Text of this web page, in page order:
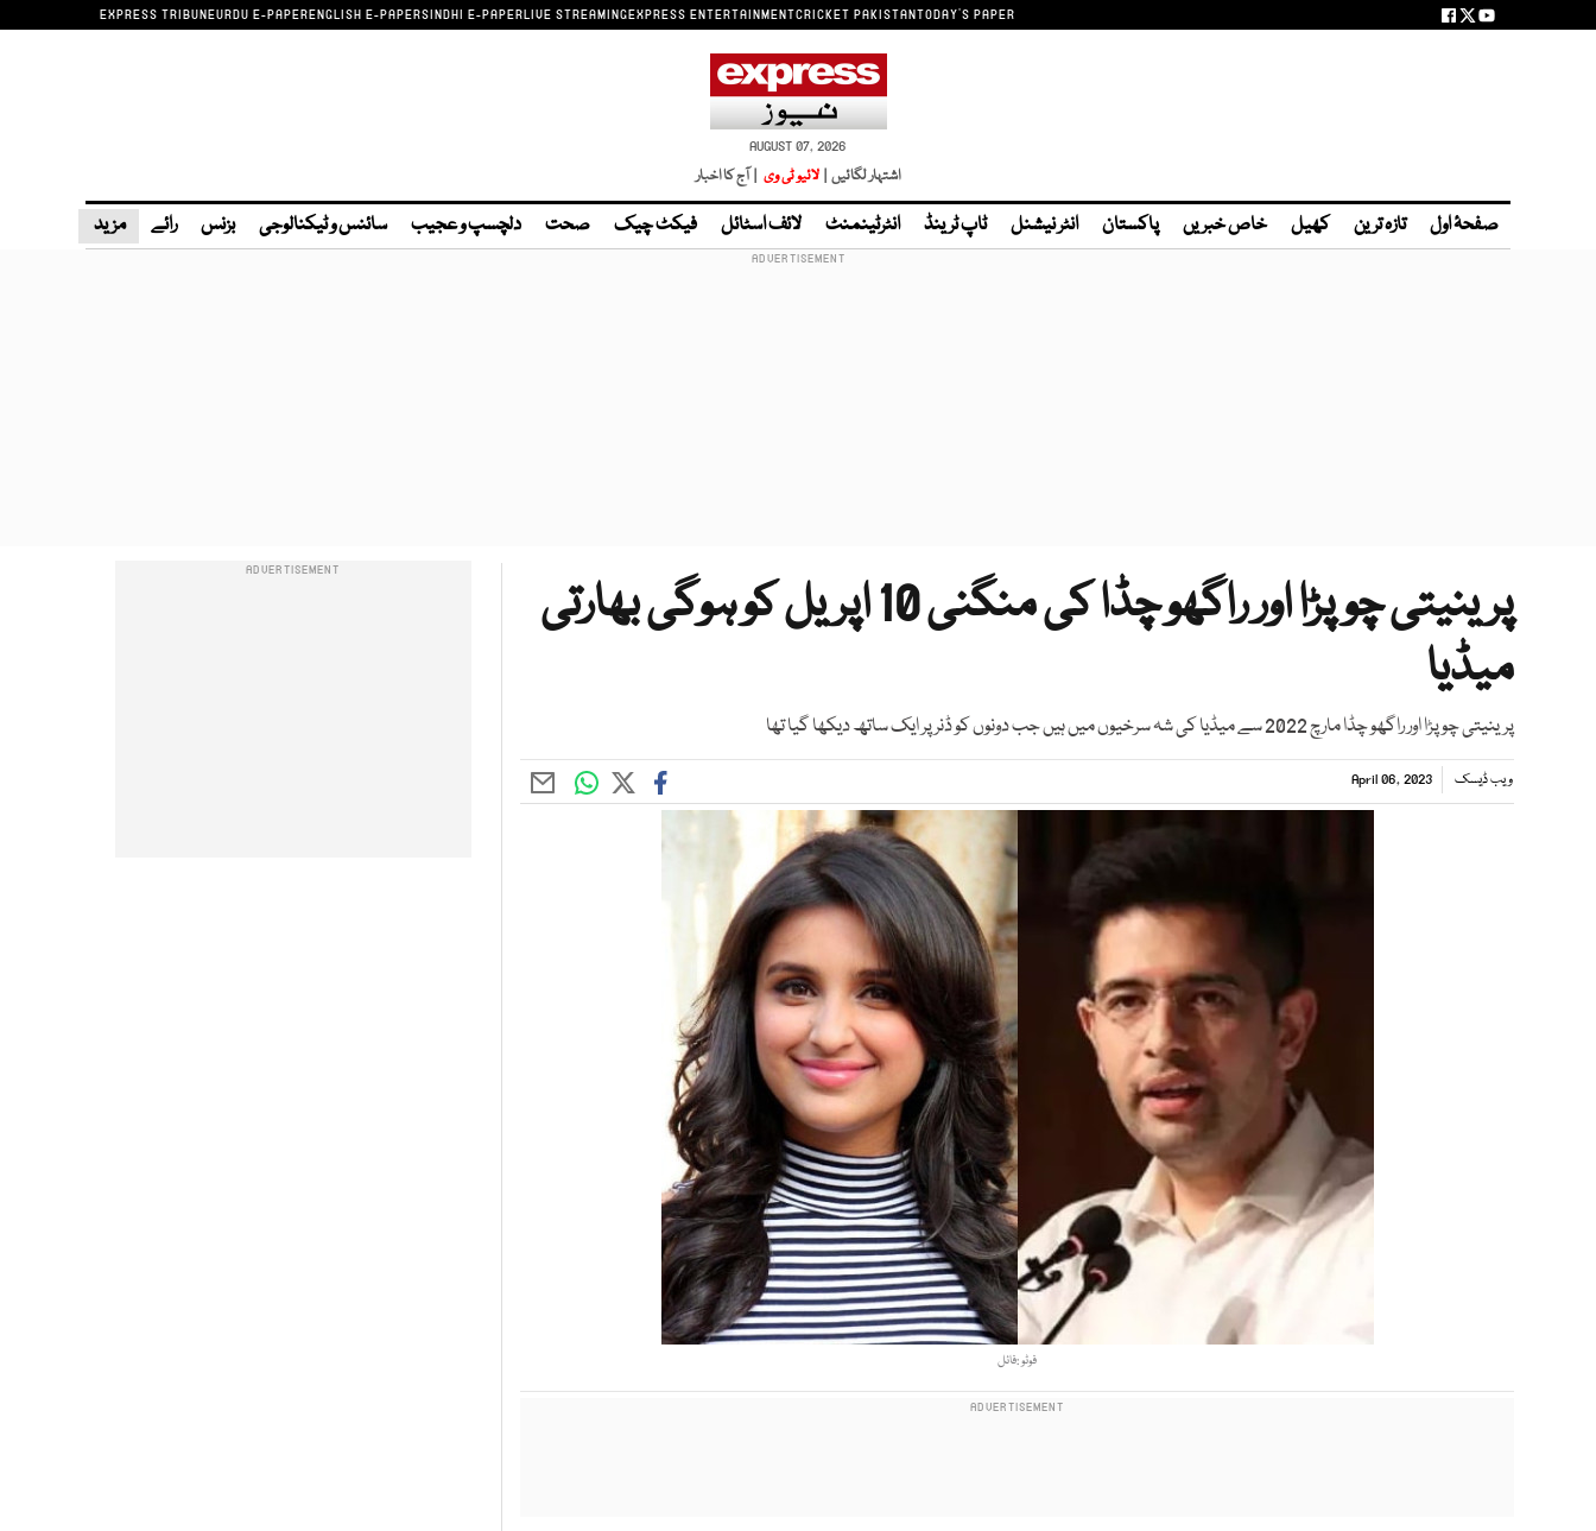
EXPRESS TRIBUNEURDU E-PAPERENGLISH E-PAPERSINDHI E-PAPERLIVE STREAMINGEXPRESS ENTERTAINMENTCRICKET PAKISTANTODAY'S PAPER
AUGUST 07, 2026
اشتہار لگائیں | لائیو ٹی وی | آج کا اخبار
صفحۂ اول تازہ ترین کھیل خاص خبریں پاکستان انٹر نیشنل ٹاپ ٹرینڈ انٹرٹینمنٹ لائف اسٹائل فیکٹ چیک صحت دلچسپ و عجیب سائنس و ٹیکنالوجی بزنس رائے مزید
پرینیتی چوپڑا اور راگھو چڈا کی منگنی 10 اپریل کو ہوگی بھارتی
میڈیا
پرینیتی چوپڑا اور راگھو چڈا مارچ 2022 سے میڈیا کی شہ سرخیوں میں ہیں جب دونوں کو ڈنر پر ایک ساتھ دیکھا گیا تھا
ویب ڈیسک April 06, 2023
فوٹو :فائل